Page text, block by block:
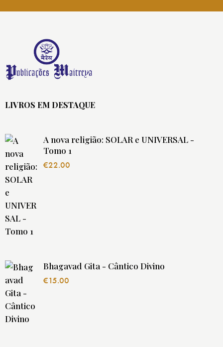
LIVROS EM DESTAQUE
A nova religião: SOLAR e UNIVERSAL -
Tomo 1
€22.00
Bhagavad Gita - Cântico Divino
€15.00